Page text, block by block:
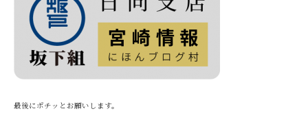
最後にポチッとお願いします。